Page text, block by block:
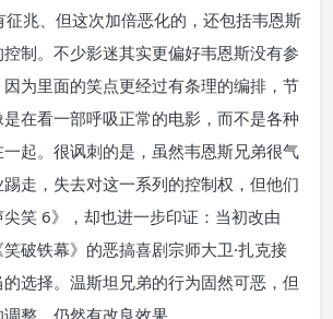
征兆、但这次加倍恶化的，还包括韦恩斯
制。不少影迷其实更偏好韦恩斯没有参
为里面的笑点更经过有条理的编排，节
在看一部呼吸正常的电影，而不是各种
起。很讽刺的是，虽然韦恩斯兄弟很气
走，失去对这一系列的控制权，但他们
笑 6》，却也进一步印证：当初改由
笑破铁幕》的恶搞喜剧宗师大卫·扎克接
选择。温斯坦兄弟的行为固然可恶，但
整，仍然有改良效果。